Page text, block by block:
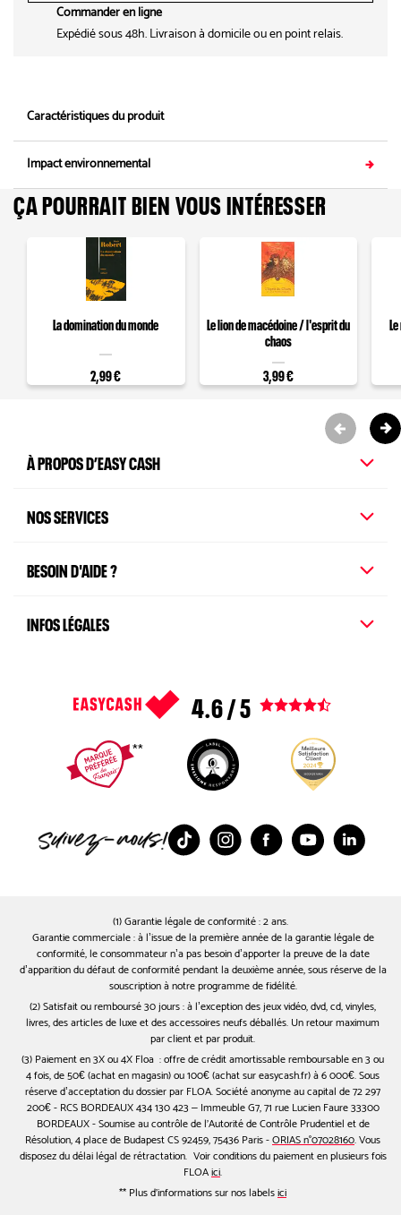
Commander en ligne
Expédié sous 48h. Livraison à domicile ou en point relais.
Caractéristiques du produit
Impact environnemental
ÇA POURRAIT BIEN VOUS INTÉRESSER
La domination du monde
2,99 €
Le lion de macédoine / l'esprit du
chaos
3,99 €
À PROPOS D’EASY CASH
NOS SERVICES
BESOIN D'AIDE ?
INFOS LÉGALES
4.6 / 5 1 2 3 4 5
Voir tous les avis
TikTokInstagramFacebookYoutube
(1) Garantie légale de conformité : 2 ans.
Garantie commerciale : à l’issue de la première année de la garantie légale de
conformité, le consommateur n’a pas besoin d’apporter la preuve de la date
d’apparition du défaut de conformité pendant la deuxième année, sous réserve de la
souscription à notre programme de fidélité.
(2) Satisfait ou remboursé 30 jours : à l’exception des jeux vidéo, dvd, cd, vinyles,
livres, des articles de luxe et des accessoires neufs déballés. Un retour maximum
par client et par produit.
(3) Paiement en 3X ou 4X Floa : offre de crédit amortissable remboursable en 3 ou
4 fois, de 50€ (achat en magasin) ou 100€ (achat sur easycash.fr) à 6 000€. Sous
réserve d’acceptation du dossier par FLOA. Société anonyme au capital de 72 297
200€ - RCS BORDEAUX 434 130 423 – Immeuble G7, 71 rue Lucien Faure 33300
BORDEAUX - Soumise au contrôle de l'Autorité de Contrôle Prudentiel et de
Résolution, 4 place de Budapest CS 92459, 75436 Paris -ORIAS n°07028160. Vous
disposez du délai légal de rétractation. Voir conditions du paiement en plusieurs fois
FLOAici.
** Plus d'informations sur nos labelsici